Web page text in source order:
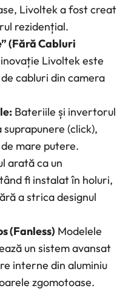
Livoltek a fost creat
rezidențial.
(Fără Cabluri
Livoltek este
cabluri din camera
Bateriile și invertorul
(click),
mare putere.
arată ca un
fi instalat în holuri,
a strica designul
(Fanless) Modelele
un sistem avansat
interne din aluminiu
zgomotoase.